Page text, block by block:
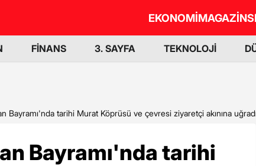
EKONOMİMAGAZİN
FİNANS 3. SAYFA TEKNOLOJİ
Bayramı'nda tarihi Murat Köprüsü ve çevresi ziyaretçi akınına uğradı
Bayramı'nda tarihi